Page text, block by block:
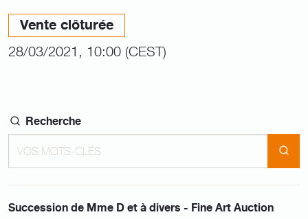
Vente clôturée
28/03/2021, 10:00 (CEST)
Recherche
Succession de Mme D et à divers - Fine Art Auction